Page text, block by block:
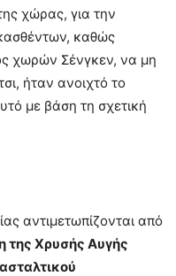
χώρας, για την
καθώς
χωρών Σένγκεν, να μη
ήταν ανοιχτό το
με βάση τη σχετική
αντιμετωπίζονται από
της Χρυσής Αυγής